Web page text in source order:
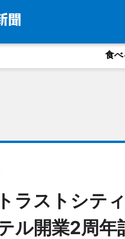
食べ
ラストシテ
ル開業2周年